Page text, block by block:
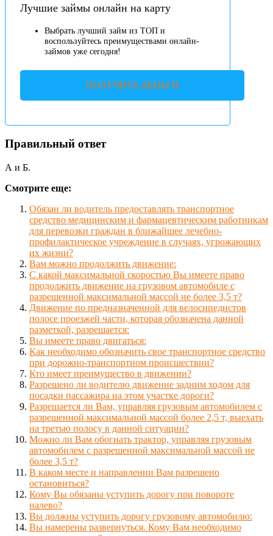
Лучшие займы онлайн на карту
Выбрать лучший займ из ТОП и
воспользуйтесь преимуществами онлайн-
займов уже сегодня!
ПОЛУЧИТЬ ДЕНЬГИ
Правильный ответ
А и Б.
Смотрите еще:
Обязан ли водитель предоставлять транспортное
средство медицинским и фармацевтическим работникам
для перевозки граждан в ближайшее лечебно-
профилактическое учреждение в случаях, угрожающих
их жизни?
Вам можно продолжить движение:
С какой максимальной скоростью Вы имеете право
продолжить движение на грузовом автомобиле с
разрешенной максимальной массой не более 3,5 т?
Движение по предназначенной для велосипедистов
полосе проезжей части, которая обозначена данной
разметкой, разрешается:
Вы имеете право двигаться:
Как необходимо обозначить свое транспортное средство
при дорожно-транспортном происшествии?
Кто имеет преимущество в движении?
Разрешено ли водителю движение задним ходом для
посадки пассажира на этом участке дороги?
Разрешается ли Вам, управляя грузовым автомобилем с
разрешенной максимальной массой более 2,5 т, выехать
на третью полосу в данной ситуации?
Можно ли Вам обогнать трактор, управляя грузовым
автомобилем с разрешенной максимальной массой не
более 3,5 т?
В каком месте и направлении Вам разрешено
остановиться?
Кому Вы обязаны уступить дорогу при повороте
налево?
Вы должны уступить дорогу грузовому автомобилю:
Вы намерены развернуться. Кому Вам необходимо